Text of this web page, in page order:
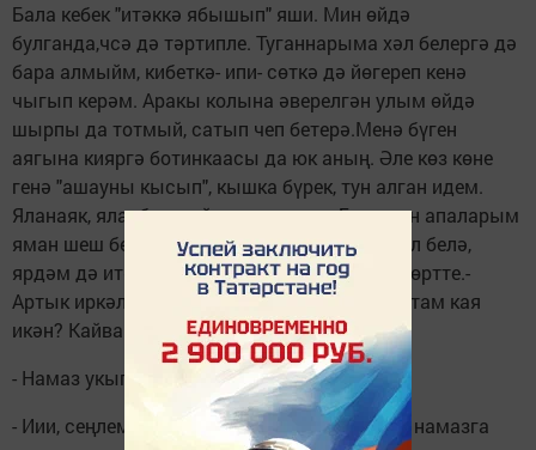
Бала кебек "итәккә ябышып" яши. Мин өйдә
булганда,чсә дә тәртипле. Туганнарыма хәл белергә дә
бара алмыйм, кибеткә- ипи- сөткә дә йөгереп кенә
чыгып керәм. Аракы колына әверелгән улым өйдә
шырпы да тотмый, сатып чеп бетерә.Менә бүген
аягына кияргә ботинкаасы да юк аның. Әле көз көне
генә "ашауны кысып", кышка бүрек, тун алган идем.
Яланаяк, яланбаш кайтып керде ул. Бертуган апаларым
яман шеш белән чирли. Яннарына барып хәл белә,
ярдәм дә итә алмы йм,- дип күз яшьләрен сөртте.-
Артык иркәләмәдем дә кебек. Ялгышым, хатам кая
икән? Кайвакыт "Улым үлсә ярар иде",- дим.
- Намаз укып, Аллаһтан сорагыз…
- Иии, сеңлем, намаз укый алмыйм. Иртәнге намазга